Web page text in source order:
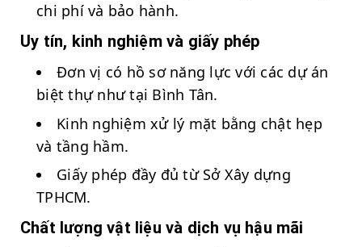
chi phí và bảo hành.
Uy tín, kinh nghiệm và giấy phép
Đơn vị có hồ sơ năng lực với các dự án
biệt thự như tại Bình Tân.
Kinh nghiệm xử lý mặt bằng chật hẹp
và tầng hầm.
Giấy phép đầy đủ từ Sở Xây dựng
TPHCM.
Chất lượng vật liệu và dịch vụ hậu mãi